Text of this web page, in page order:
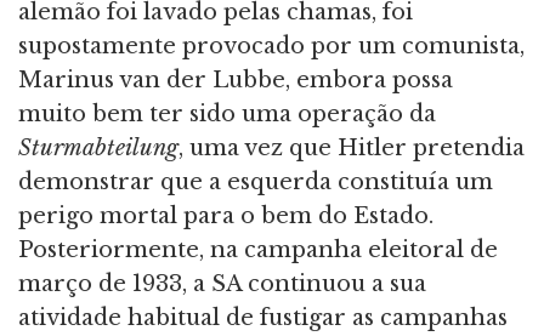
alemão foi lavado pelas chamas, foi
supostamente provocado por um comunista,
Marinus van der Lubbe, embora possa
muito bem ter sido uma operação da
Sturmabteilung, uma vez que Hitler pretendia
demonstrar que a esquerda constituía um
perigo mortal para o bem do Estado.
Posteriormente, na campanha eleitoral de
março de 1933, a SA continuou a sua
atividade habitual de fustigar as campanhas